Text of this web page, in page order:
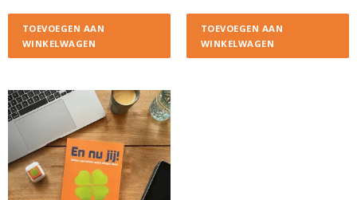
TOEVOEGEN AAN
WINKELWAGEN
TOEVOEGEN AAN
WINKELWAGEN